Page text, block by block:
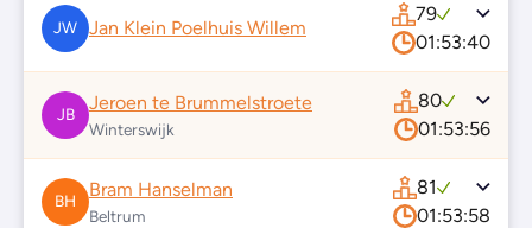
JW Jan Klein Poelhuis Willem
79
01:53:40
JB
Jeroen te Brummelstroete
Winterswijk
80
01:53:56
BH
Bram Hanselman
Beltrum
81
01:53:58